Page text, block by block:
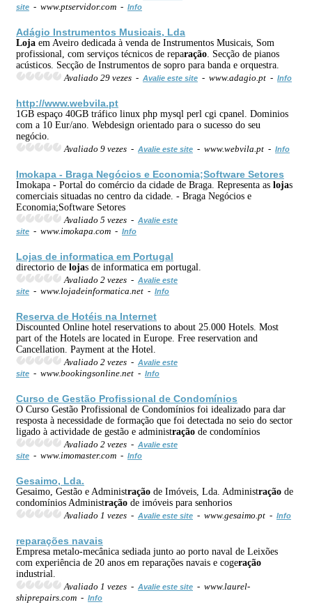
site - www.ptservidor.com - Info
Adágio Instrumentos Musicais, Lda
Loja em Aveiro dedicada à venda de Instrumentos Musicais, Som
profissional, com serviços técnicos de reparação . Secção de pianos
acústicos. Secção de Instrumentos de sopro para banda e orquestra.
Avaliado 29 vezes - Avalie este site - www.adagio.pt - Info
http://www.webvila.pt
1GB espaço 40GB tráfico linux php mysql perl cgi cpanel. Dominios
com a 10 Eur/ano. Webdesign orientado para o sucesso do seu
negócio.
Avaliado 9 vezes - Avalie este site - www.webvila.pt - Info
Imokapa - Braga Negócios e Economia;Software Setores
Imokapa - Portal do comércio da cidade de Braga. Representa as lojas
comerciais situadas no centro da cidade. - Braga Negócios e
Economia;Software Setores
Avaliado 5 vezes - Avalie este
site - www.imokapa.com - Info
Lojas de informatica em Portugal
directorio de lojas de informatica em portugal.
Avaliado 2 vezes - Avalie este
site - www.lojadeinformatica.net - Info
Reserva de Hotéis na Internet
Discounted Online hotel reservations to about 25.000 Hotels. Most
part of the Hotels are located in Europe. Free reservation and
Cancellation. Payment at the Hotel.
Avaliado 2 vezes - Avalie este
site - www.bookingsonline.net - Info
Curso de Gestão Profissional de Condomínios
O Curso Gestão Profissional de Condomínios foi idealizado para dar
resposta à necessidade de formação que foi detectada no seio do sector
ligado à actividade de gestão e administração de condomínios
Avaliado 2 vezes - Avalie este
site - www.imomaster.com - Info
Gesaimo, Lda.
Gesaimo, Gestão e Administração de Imóveis, Lda. Administração de
condomínios Administração de imóveis para senhorios
Avaliado 1 vezes - Avalie este site - www.gesaimo.pt - Info
reparações navais
Empresa metalo-mecânica sediada junto ao porto naval de Leixões
com experiência de 20 anos em reparações navais e cogeração
industrial.
Avaliado 1 vezes - Avalie este site - www.laurel-
shiprepairs.com - Info